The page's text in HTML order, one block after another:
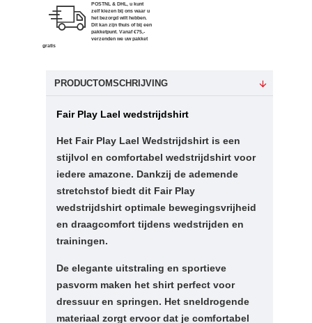
POSTNL & DHL, u kunt
zelf kiezen bij ons waar u
het bezorgd wilt hebben.
Dit kan zijn thuis of bij een
pakketpunt. Vanaf €75,-
verzenden we uw pakket
gratis
PRODUCTOMSCHRIJVING
Fair Play Lael wedstrijdshirt
Het Fair Play Lael Wedstrijdshirt is een
stijlvol en comfortabel wedstrijdshirt voor
iedere amazone. Dankzij de ademende
stretchstof biedt dit Fair Play
wedstrijdshirt optimale bewegingsvrijheid
en draagcomfort tijdens wedstrijden en
trainingen.
De elegante uitstraling en sportieve
pasvorm maken het shirt perfect voor
dressuur en springen. Het sneldrogende
materiaal zorgt ervoor dat je comfortabel